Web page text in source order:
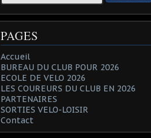
PAGES
Accueil
BUREAU DU CLUB POUR 2026
ECOLE DE VELO 2026
LES COUREURS DU CLUB EN 2026
PARTENAIRES
SORTIES VELO-LOISIR
Contact